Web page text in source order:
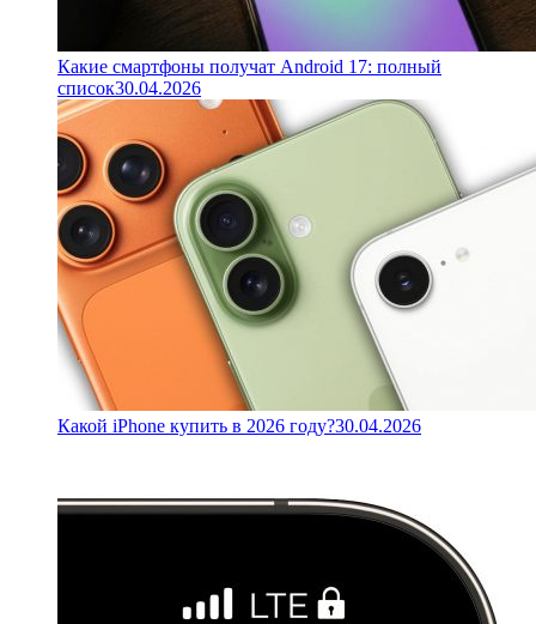
Какие смартфоны получат Android 17: полный
список30.04.2026
Какой iPhone купить в 2026 году?30.04.2026